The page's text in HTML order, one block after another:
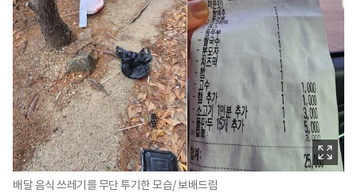
배달 음식 쓰레기를 무단 투기한 모습/ 보배드림